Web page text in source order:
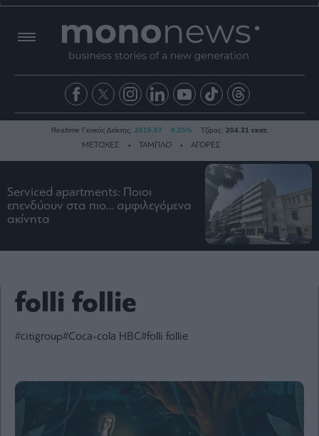
Ειδήσεις
Οικονομία
Real
Estate
Ενέργεια
Πολιτισμός
Law
Realtime Γενικός Δείκτης: 2615.07 0.25% Τζίρος: 204.31 εκατ.
ΜΕΤΟΧΕΣ ΤΑΜΠΛΟ ΑΓΟΡΕΣ
Serviced apartments: Ποιοι
επενδύουν στα πιο… αμφιλεγόμενα
ακίνητα
folli follie
#citigroup#Coca-cola HBC#folli follie